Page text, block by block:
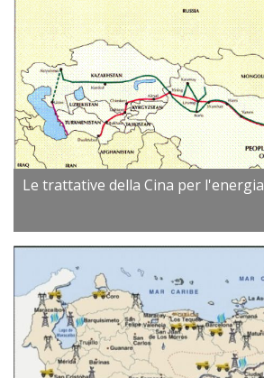
Le trattative della Cina per l'energia